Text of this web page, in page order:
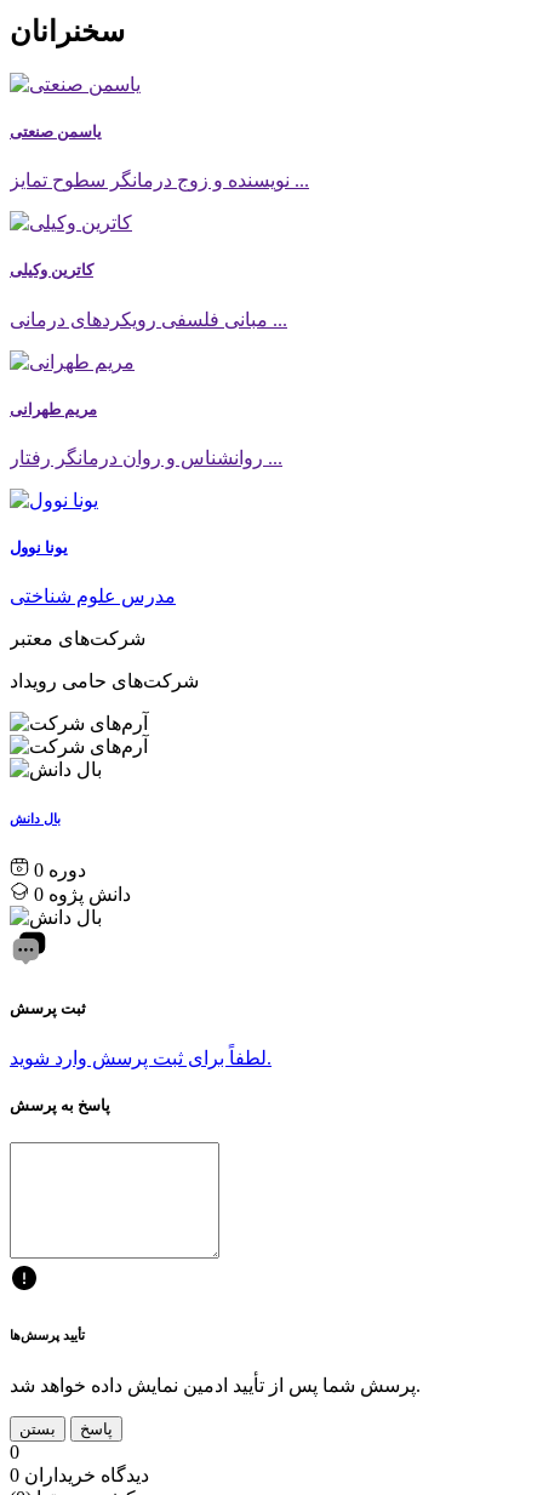
سخنرانان
یاسمن صنعتی
نویسنده و زوج درمانگر سطوح تمایز ...
کاترین وکیلی
مبانی فلسفی رویکردهای درمانی ...
مریم طهرانی
روانشناس و روان درمانگر رفتار ...
یونا نوول
مدرس علوم شناختی
شرکت‌های معتبر
شرکت‌های حامی رویداد
بال دانش
0
0 دانش پژوه
ثبت پرسش
لطفاً برای ثبت پرسش وارد شوید.
پاسخ به پرسش
تأیید پرسش‌ها
پرسش شما پس از تأیید ادمین نمایش داده خواهد شد.
بستن پاسخ
0
0 دیدگاه خریداران